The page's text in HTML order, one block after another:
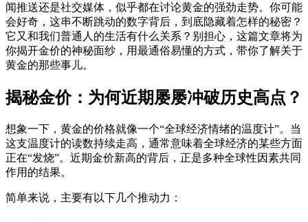
闻推送还是社交媒体，似乎都在讨论黄金的强劲走势。你可能
会好奇，这串不断跳动的数字背后，到底隐藏着怎样的秘密？
它又和我们普通人的生活有什么关系？别担心，这篇文章将为
你揭开金价的神秘面纱，用最通俗易懂的方式，带你了解关于
黄金的那些事儿。
揭秘金价：为何近期屡屡冲破历史高点？
想象一下，黄金的价格就像一个“全球经济情绪的温度计”。当
这支温度计的读数持续走高，通常意味着全球经济的某些方面
正在“发烧”。近期金价新高的背后，正是多种全球性因素共同
作用的结果。
简单来说，主要有以下几个推动力：